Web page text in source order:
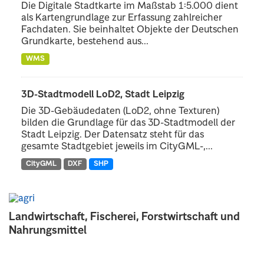
Landwirtschaft, Fischerei, Forstwirtschaft und
Nahrungsmittel
Die Digitale Stadtkarte im Maßstab 1:5.000 dient
als Kartengrundlage zur Erfassung zahlreicher
Fachdaten. Sie beinhaltet Objekte der Deutschen
Grundkarte, bestehend aus...
WMS
3D-Stadtmodell LoD2, Stadt Leipzig
Die 3D-Gebäudedaten (LoD2, ohne Texturen)
bilden die Grundlage für das 3D-Stadtmodell der
Stadt Leipzig. Der Datensatz steht für das
gesamte Stadtgebiet jeweils im CityGML-,...
CityGML DXF SHP